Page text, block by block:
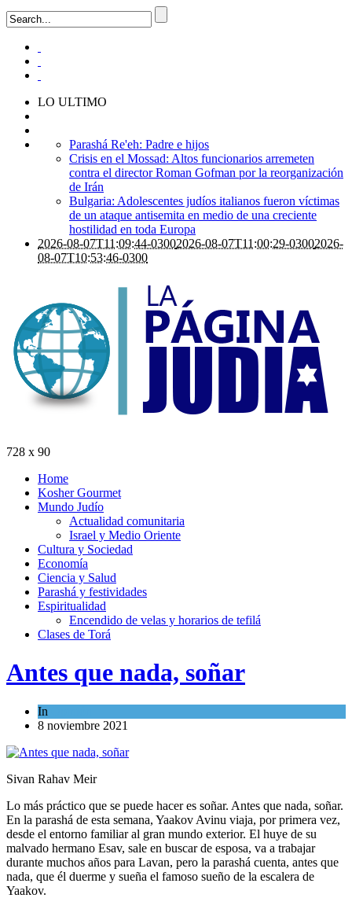
LO ULTIMO
Parashá Re'eh: Padre e hijos
Crisis en el Mossad: Altos funcionarios arremeten
contra el director Roman Gofman por la reorganización
de Irán
Bulgaria: Adolescentes judíos italianos fueron víctimas
de un ataque antisemita en medio de una creciente
hostilidad en toda Europa
2026-08-07T11:09:44-03002026-08-07T11:00:29-03002026-
08-07T10:53:46-0300
728 x 90
Home
Kosher Gourmet
Mundo Judío
Actualidad comunitaria
Israel y Medio Oriente
Cultura y Sociedad
Economía
Ciencia y Salud
Parashá y festividades
Espiritualidad
Encendido de velas y horarios de tefilá
Clases de Torá
Antes que nada, soñar
In
8 noviembre 2021
Sivan Rahav Meir
Lo más práctico que se puede hacer es soñar. Antes que nada, soñar.
En la parashá de esta semana, Yaakov Avinu viaja, por primera vez,
desde el entorno familiar al gran mundo exterior. El huye de su
malvado hermano Esav, sale en buscar de esposa, va a trabajar
durante muchos años para Lavan, pero la parashá cuenta, antes que
nada, que él duerme y sueña el famoso sueño de la escalera de
Yaakov.